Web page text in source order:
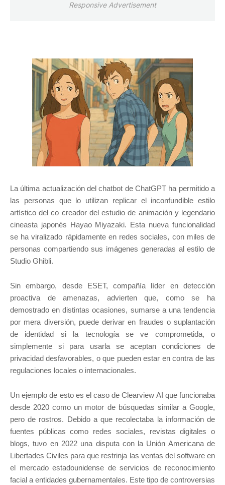
Responsive Advertisement
La última actualización del chatbot de ChatGPT ha permitido a
las personas que lo utilizan replicar el inconfundible estilo
artístico del co creador del estudio de animación y legendario
cineasta japonés Hayao Miyazaki. Esta nueva funcionalidad
se ha viralizado rápidamente en redes sociales, con miles de
personas compartiendo sus imágenes generadas al estilo de
Studio Ghibli.
Sin embargo, desde ESET, compañía líder en detección
proactiva de amenazas, advierten que, como se ha
demostrado en distintas ocasiones, sumarse a una tendencia
por mera diversión, puede derivar en fraudes o suplantación
de identidad si la tecnología se ve comprometida, o
simplemente si para usarla se aceptan condiciones de
privacidad desfavorables, o que pueden estar en contra de las
regulaciones locales o internacionales.
Un ejemplo de esto es el caso de Clearview AI que funcionaba
desde 2020 como un motor de búsquedas similar a Google,
pero de rostros. Debido a que recolectaba la información de
fuentes públicas como redes sociales, revistas digitales o
blogs, tuvo en 2022 una disputa con la Unión Americana de
Libertades Civiles para que restrinja las ventas del software en
el mercado estadounidense de servicios de reconocimiento
facial a entidades gubernamentales. Este tipo de controversias